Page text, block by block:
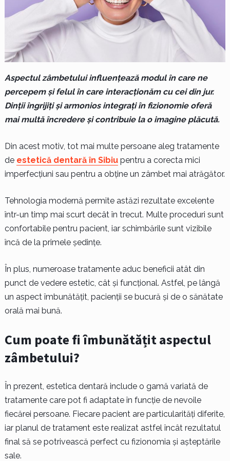
Aspectul zâmbetului influențează modul în care ne
percepem și felul în care interacționăm cu cei din jur.
Dinții îngrijiți și armonios integrați în fizionomie oferă
mai multă încredere și contribuie la o imagine plăcută.
Din acest motiv, tot mai multe persoane aleg tratamente
de estetică dentară în Sibiupentru a corecta mici
imperfecțiuni sau pentru a obține un zâmbet mai atrăgător.
Tehnologia modernă permite astăzi rezultate excelente
într-un timp mai scurt decât în trecut. Multe proceduri sunt
confortabile pentru pacient, iar schimbările sunt vizibile
încă de la primele ședințe.
În plus, numeroase tratamente aduc beneficii atât din
punct de vedere estetic, cât și funcțional. Astfel, pe lângă
un aspect îmbunătățit, pacienții se bucură și de o sănătate
orală mai bună.
Cum poate fi îmbunătățit aspectul
zâmbetului?
În prezent, estetica dentară include o gamă variată de
tratamente care pot fi adaptate în funcție de nevoile
fiecărei persoane. Fiecare pacient are particularități diferite,
iar planul de tratament este realizat astfel încât rezultatul
final să se potrivească perfect cu fizionomia și așteptările
sale.